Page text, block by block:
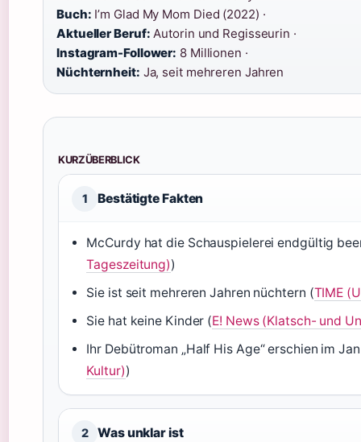
Buch: I’m Glad My Mom Died (2022) ·
Aktueller Beruf: Autorin und Regisseurin ·
Instagram-Follower: 8 Millionen ·
Nüchternheit: Ja, seit mehreren Jahren
KURZÜBERBLICK
1 Bestätigte Fakten
McCurdy hat die Schauspielerei endgültig
Tageszeitung))
Sie ist seit mehreren Jahren nüchtern (TIME
Sie hat keine Kinder (E! News (Klatsch- und
Ihr Debütroman „Half His Age“ erschien im
Kultur))
2 Was unklar ist